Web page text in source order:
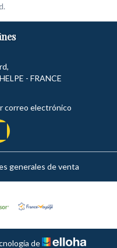
- FRANCE
correo electrónico
generales de venta
de